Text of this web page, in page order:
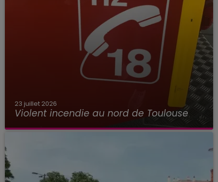
23 juillet 2026
Violent incendie au nord de Toulouse